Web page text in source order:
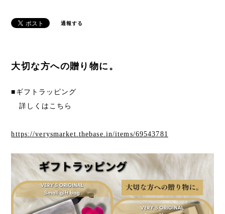
通報する
大切な方への贈り物に。
■ギフトラッピング
詳しくはこちら
https://verysmarket.thebase.in/items/69543781